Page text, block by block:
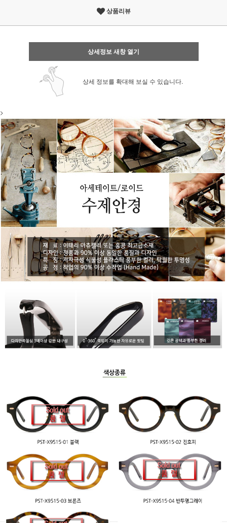
상품리뷰
상세정보 새창 열기
상세 정보를 확대해 보실 수 있습니다.
>